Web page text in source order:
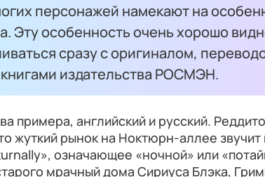
персонажей намекают на
Эту особенность очень хорошо
сразу с оригиналом,
издательства РОСМЭН.
примера, английский и русский.
жуткий рынок на Ноктюрн-аллее звучит
означающее «ночной» или
мрачный дома Сириуса Блэка,